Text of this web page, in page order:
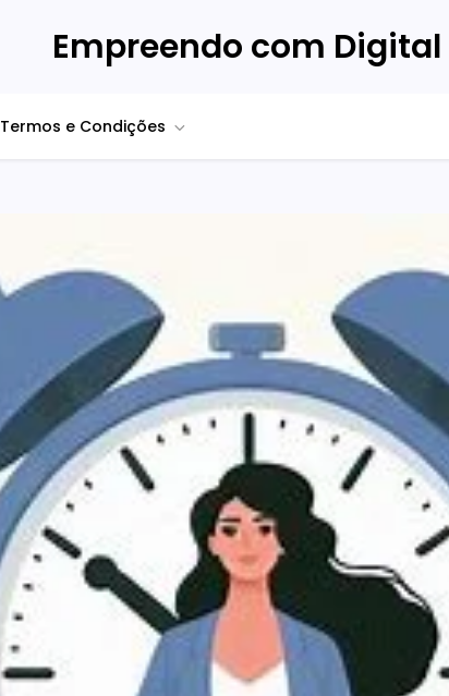
Empreendo com Digital
Termos e Condições